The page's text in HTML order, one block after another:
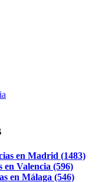
en Madrid (1483)
en Valencia (596)
en Málaga (546)